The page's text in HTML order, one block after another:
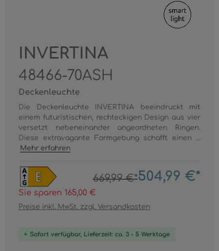
INVERTINA
48466-70ASH
Deckenleuchte
Die Deckenleuchte INVERTINA beeindruckt mit
einem futuristischen, rechteckigen Design aus vier
versetzt nebeneinander angeordneten Ringen.
Diese extravagante Formgebung schafft einen ...
Mehr erfahren
669,99 €*504,99 €*
Sie sparen 165,00 €
Preise inkl. MwSt. zzgl. Versandkosten
Sofort verfügbar, Lieferzeit: ca. 3 - 5 Werktage